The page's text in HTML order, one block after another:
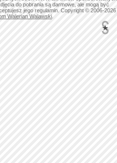
do pobrania są darmowe, ale mogą być
jego regulamin. Copyright © 2006-2026
Walerian Walawski